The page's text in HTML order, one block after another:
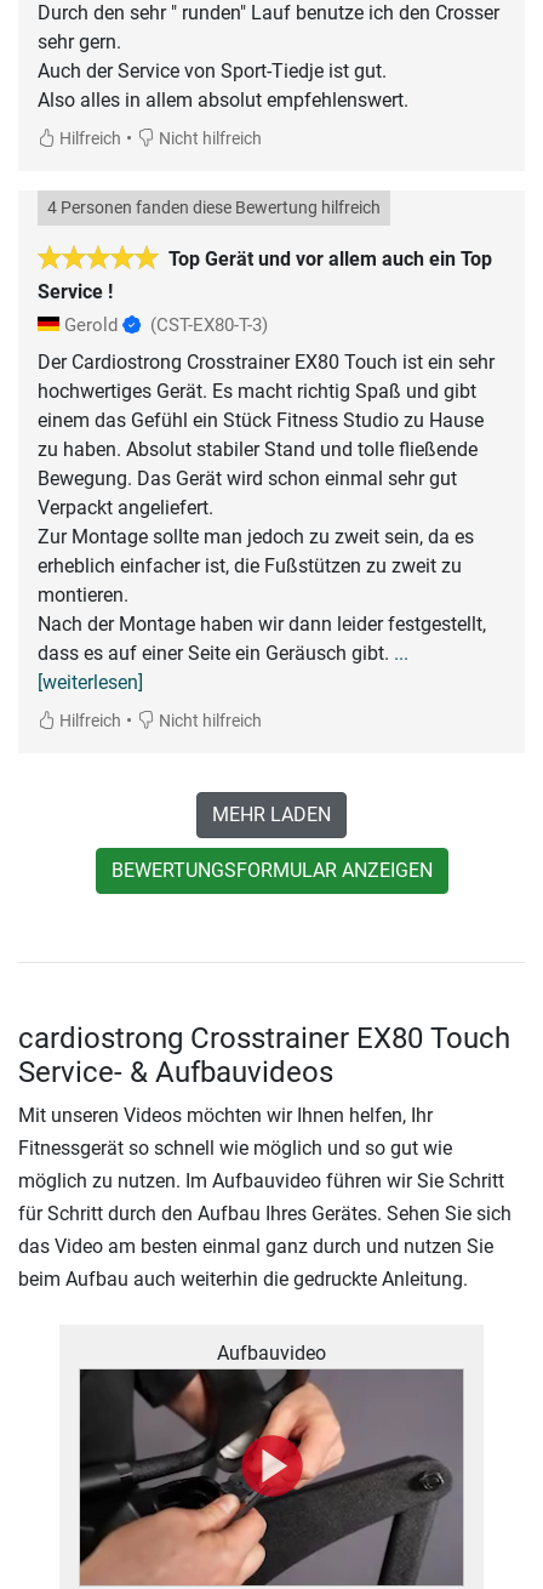
Durch den sehr " runden" Lauf benutze ich den Crosser
sehr gern.
Auch der Service von Sport-Tiedje ist gut.
Also alles in allem absolut empfehlenswert.
Hilfreich • Nicht hilfreich
Top Gerät und vor allem auch ein Top
Service !
4 Personen fanden diese Bewertung hilfreich
Gerold (CST-EX80-T-3)
Der Cardiostrong Crosstrainer EX80 Touch ist ein sehr
hochwertiges Gerät. Es macht richtig Spaß und gibt
einem das Gefühl ein Stück Fitness Studio zu Hause
zu haben. Absolut stabiler Stand und tolle fließende
Bewegung. Das Gerät wird schon einmal sehr gut
Verpackt angeliefert.
Zur Montage sollte man jedoch zu zweit sein, da es
erheblich einfacher ist, die Fußstützen zu zweit zu
montieren.
Nach der Montage haben wir dann leider festgestellt,
dass es auf einer Seite ein Geräusch gibt. ...
[weiterlesen]
Hilfreich • Nicht hilfreich
MEHR LADEN
BEWERTUNGSFORMULAR ANZEIGEN
cardiostrong Crosstrainer EX80 Touch
Service- & Aufbauvideos
Mit unseren Videos möchten wir Ihnen helfen, Ihr
Fitnessgerät so schnell wie möglich und so gut wie
möglich zu nutzen. Im Aufbauvideo führen wir Sie Schritt
für Schritt durch den Aufbau Ihres Gerätes. Sehen Sie sich
das Video am besten einmal ganz durch und nutzen Sie
beim Aufbau auch weiterhin die gedruckte Anleitung.
Aufbauvideo